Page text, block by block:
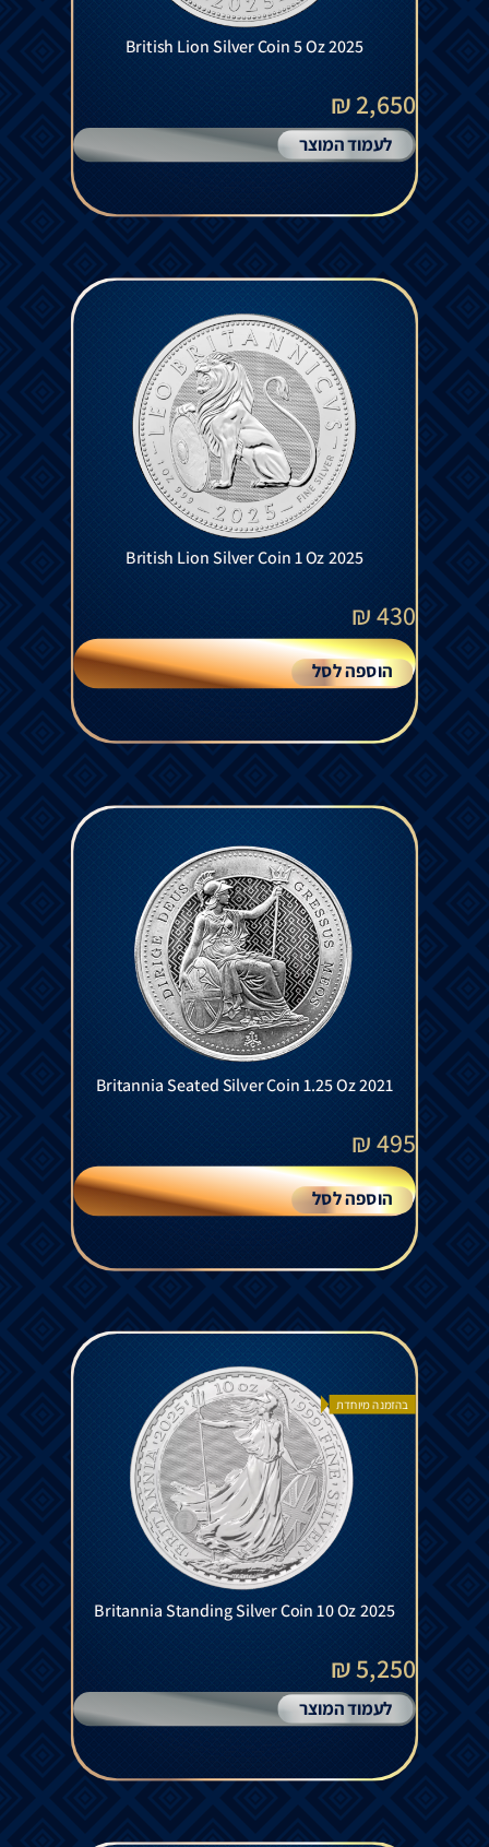
British Lion Silver Coin 5 Oz 2025
2,650 ₪
לעמוד המוצר
British Lion Silver Coin 1 Oz 2025
430
₪
הוספה לסל
Britannia Seated Silver Coin 1.25 Oz 2021
495
₪
הוספה לסל
בהזמנה מיוחדת
Britannia Standing Silver Coin 10 Oz 2025
5,250 ₪
לעמוד המוצר